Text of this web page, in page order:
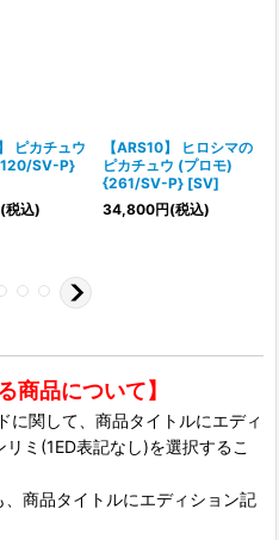
ピカチュウ
SV-P}
(税込)
【ARS10】 ヒロシマの
ピカチュウ (プロモ)
{261/SV-P} [SV]
34,800円(税込)
商品について】
に関して、商品タイトルにエディ
ミ(1ED表記なし)を選択するこ
商品タイトルにエディション記